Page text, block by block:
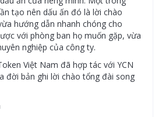
tạo nên dấu ấn đó là lời chào
hướng dẫn nhanh chóng cho
với phòng ban họ muốn gặp, vừa
nghiệp của công ty.
Việt Nam đã hợp tác với YCN
đời bản ghi lời chào tổng đài song